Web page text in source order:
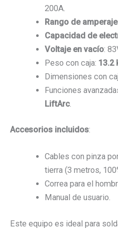
200A.
Rango de
Capacidad de
Voltaje en vacío:
Peso con caja: 13.2
Dimensiones con
Funciones
LiftArc
Accesorios incluidos:
Cables con pinza
tierra (3 metros,
Correa para el
Manual de usuario.
Este equipo es ideal para